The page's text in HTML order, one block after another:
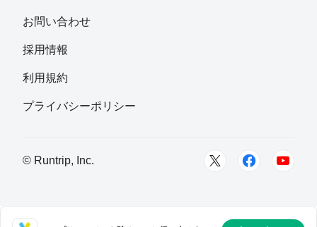
お問い合わせ
採用情報
利用規約
プライバシーポリシー
© Runtrip, Inc.